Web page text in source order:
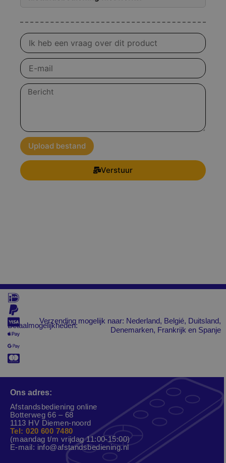
Vraag
over
product
E-
mail
Bericht
Upload bestand
Verstuur
Betaalmogelijkheden:
Verzending mogelijk naar: Nederland, Belgié, Duitsland,
Denemarken, Frankrijk en Spanje
Ons adres:
Afstandsbediening online
Botterweg 66 – 68
1113 HV Diemen-noord
Tel: 020 600 7480
(maandag t/m vrijdag 11:00-15:00)
E-mail: info@afstandsbediening.nl